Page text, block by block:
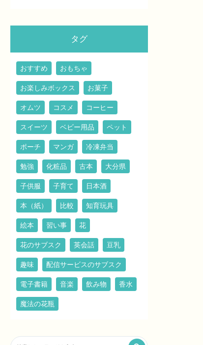
タグ
おすすめ おもちゃ
お楽しみボックス お菓子
オムツ コスメ コーヒー
スイーツ ベビー用品 ペット
ポーチ マンガ 冷凍弁当
勉強 化粧品 古本 大分県
子供服 子育て 日本酒
本（紙） 比較 知育玩具
絵本 習い事 花
花のサブスク 英会話 豆乳
趣味 配信サービスのサブスク
電子書籍 音楽 飲み物 香水
魔法の花瓶